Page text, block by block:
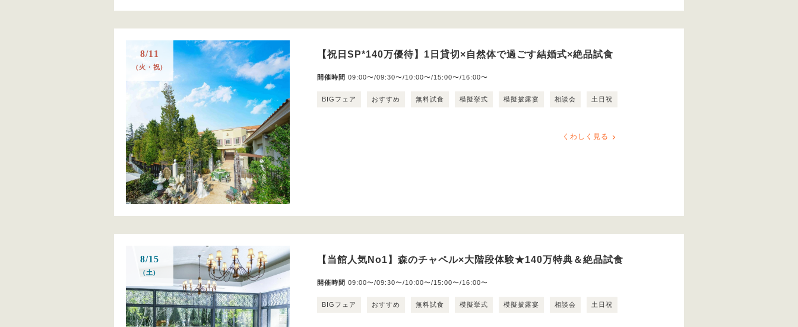
8/11
(火・祝)
【祝日SP*140万優待】1日貸切×自然体で過ごす結婚式×絶品試食
開催時間 09:00〜/09:30〜/10:00〜/15:00〜/16:00〜
BIGフェア おすすめ 無料試食 模擬挙式 模擬披露宴 相談会 土日祝
くわしく見る
8/15
(土)
【当館人気No1】森のチャペル×大階段体験★140万特典＆絶品試食
開催時間 09:00〜/09:30〜/10:00〜/15:00〜/16:00〜
BIGフェア おすすめ 無料試食 模擬挙式 模擬披露宴 相談会 土日祝